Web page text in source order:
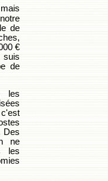
de
€
suis
de
les
Des
ne
les